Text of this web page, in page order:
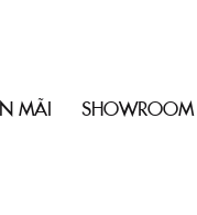
MÃI SHOWROOM